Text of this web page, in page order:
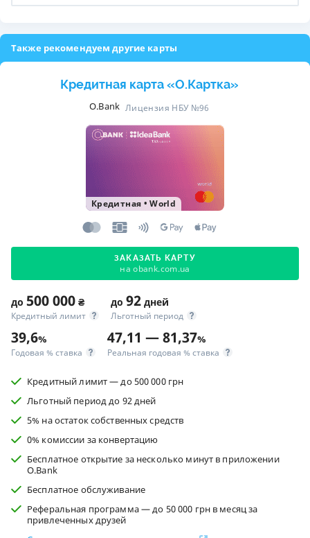
Также рекомендуем другие карты
Кредитная карта «O.Картка»
O.Bank Лицензия НБУ №96
Кредитная •World
ЗАКАЗАТЬ КАРТУ
на obank.com.ua
до 500 000 ₴
Кредитный лимит
до 92 дней
Льготный период
39,6%
Годовая % ставка
47,11 — 81,37%
Реальная годовая % ставка
Кредитный лимит — до 500 000 грн
Льготный период до 92 дней
5% на остаток собственных средств
0% комиссии за конвертацию
Бесплатное открытие за несколько минут в приложении
O.Bank
Бесплатное обслуживание
Реферальная программа — до 50 000 грн в месяц за
привлеченных друзей